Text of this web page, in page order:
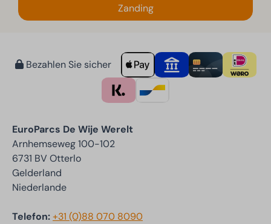
Zanding
Bezahlen Sie sicher
EuroParcs De Wije Werelt
Arnhemseweg 100-102
6731 BV Otterlo
Gelderland
Niederlande
Telefon:+31 (0)88 070 8090